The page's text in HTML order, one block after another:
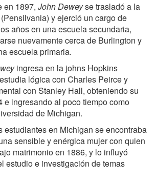
en 1897, John Deweyse trasladó a la
y ejerció un cargo de
años en una escuela secundaria,
nuevamente cerca de Burlington y
escuela primaria.
ingresa en la johns Hopkins
lógica con Charles Peirce y
con Stanley Hall, obteniendo su
e ingresando al poco tiempo como
de Michigan.
estudiantes en Michigan se encontraba
sensible y enérgica mujer con quien
matrimonio en 1886, y lo influyó
estudio e investigación de temas